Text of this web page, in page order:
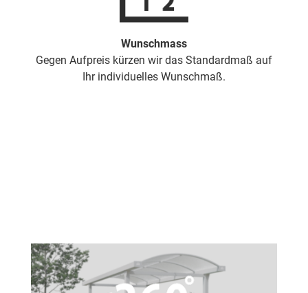
Wunschmass
Gegen Aufpreis kürzen wir das Standardmaß auf
Ihr individuelles Wunschmaß.